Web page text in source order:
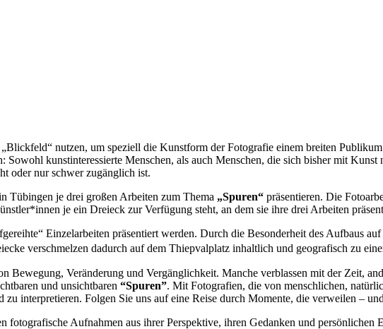
nutzen, um speziell die Kunstform der Fotografie einem breiten
Sowohl kunstinteressierte Menschen, als auch Menschen, die sich bisher mit
oder nur schwer zugänglich ist.
Tübingen je drei großen Arbeiten zum Thema „Spuren“ präsentieren. Die
je ein Dreieck zur Verfügung steht, an dem sie ihre drei Arbeiten
Einzelarbeiten präsentiert werden. Durch die Besonderheit des Aufbaus
verschmelzen dadurch auf dem Thiepvalplatz inhaltlich und geografisch zu
Bewegung, Veränderung und Vergänglichkeit. Manche verblassen mit der Zeit,
und unsichtbaren “Spuren”. Mit Fotografien, die von menschlichen,
interpretieren. Folgen Sie uns auf eine Reise durch Momente, die verweilen –
fotografische Aufnahmen aus ihrer Perspektive, ihren Gedanken und persönlichen